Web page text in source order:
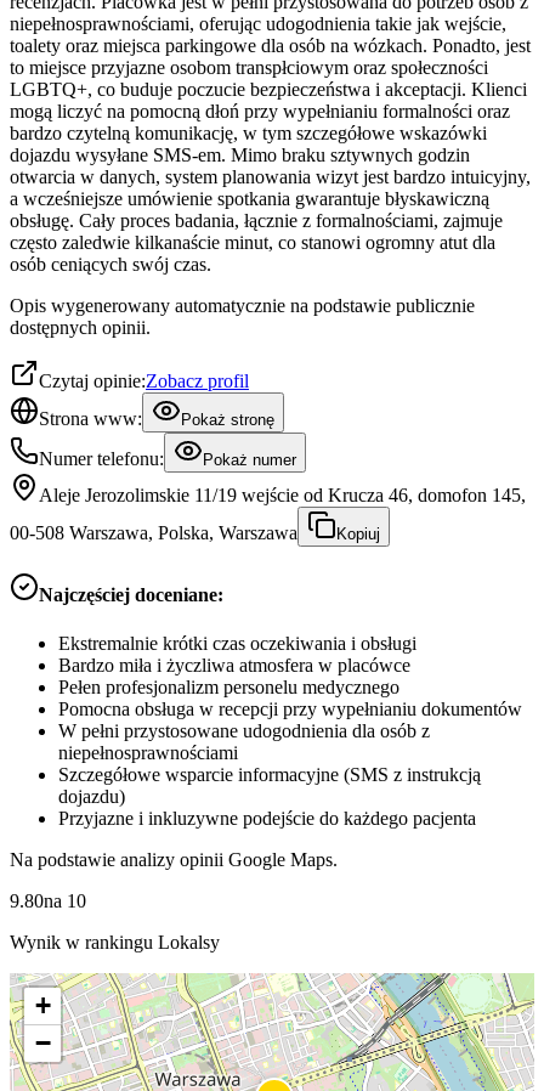
niepełnosprawnościami, oferując udogodnienia takie jak wejście,
toalety oraz miejsca parkingowe dla osób na wózkach. Ponadto, jest
to miejsce przyjazne osobom transpłciowym oraz społeczności
LGBTQ+, co buduje poczucie bezpieczeństwa i akceptacji. Klienci
mogą liczyć na pomocną dłoń przy wypełnianiu formalności oraz
bardzo czytelną komunikację, w tym szczegółowe wskazówki
dojazdu wysyłane SMS-em. Mimo braku sztywnych godzin
otwarcia w danych, system planowania wizyt jest bardzo intuicyjny,
a wcześniejsze umówienie spotkania gwarantuje błyskawiczną
obsługę. Cały proces badania, łącznie z formalnościami, zajmuje
często zaledwie kilkanaście minut, co stanowi ogromny atut dla
osób ceniących swój czas.
Opis wygenerowany automatycznie na podstawie publicznie
dostępnych opinii.
Czytaj opinie:Zobacz profil
Strona www:
Pokaż stronę
Numer telefonu: Pokaż numer
Aleje Jerozolimskie 11/19 wejście od Krucza 46, domofon 145,
00-508 Warszawa, Polska, Warszawa
Kopiuj
Najczęściej doceniane:
Ekstremalnie krótki czas oczekiwania i obsługi
Bardzo miła i życzliwa atmosfera w placówce
Pełen profesjonalizm personelu medycznego
Pomocna obsługa w recepcji przy wypełnianiu dokumentów
W pełni przystosowane udogodnienia dla osób z
niepełnosprawnościami
Szczegółowe wsparcie informacyjne (SMS z instrukcją
dojazdu)
Przyjazne i inkluzywne podejście do każdego pacjenta
Na podstawie analizy opinii Google Maps.
9.80na 10
Wynik w rankingu Lokalsy
+
−